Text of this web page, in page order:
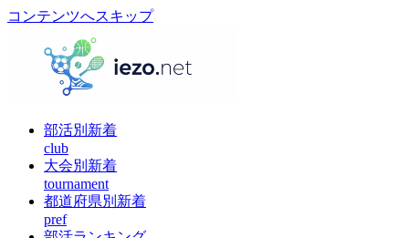
コンテンツへスキップ
部活別新着
club
大会別新着
tournament
都道府県別新着
pref